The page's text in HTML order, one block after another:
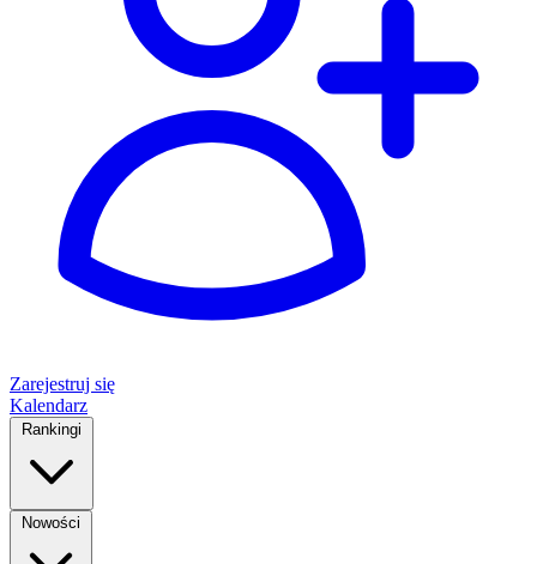
Zarejestruj się
Kalendarz
Rankingi
Nowości